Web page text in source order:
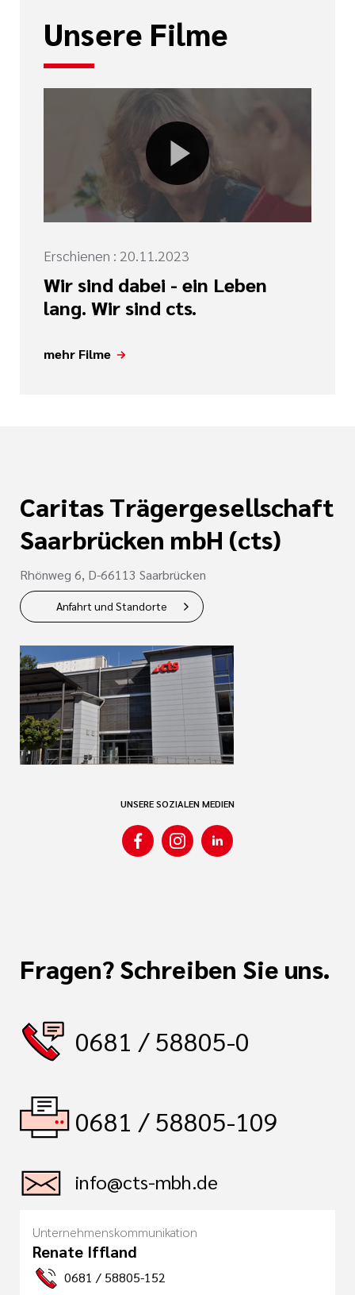
Unsere Filme
Erschienen : 20.11.2023
Wir sind dabei - ein Leben
lang. Wir sind cts.
mehr Filme
Caritas Trägergesellschaft
Saarbrücken mbH (cts)
Rhönweg 6, D-66113 Saarbrücken
Anfahrt und Standorte
UNSERE SOZIALEN MEDIEN
Fragen? Schreiben Sie uns.
0681 / 58805-0
0681 / 58805-109
info@cts-mbh.de
Unternehmenskommunikation
Renate Iffland
0681 / 58805-152